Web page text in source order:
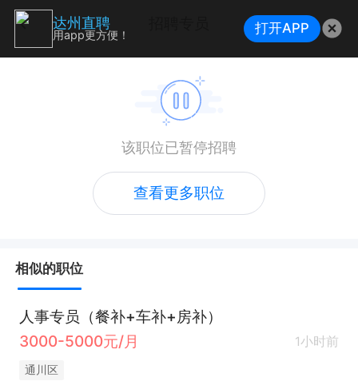
该职位已暂停招聘
查看更多职位
相似的职位
人事专员（餐补+车补+房补）
3000-5000元/月
1小时前
通川区
达州直聘
用app更方便！ 打开APP